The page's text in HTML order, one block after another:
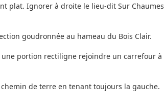
plat. Ignorer à droite le lieu-dit Sur Chaumes
goudronnée au hameau du Bois Clair.
portion rectiligne rejoindre un carrefour à
de terre en tenant toujours la gauche.